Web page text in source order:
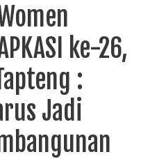
ke-26,
:
Jadi